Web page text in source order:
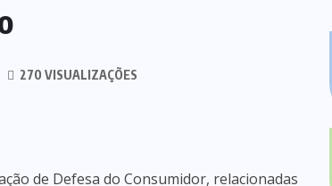
270 VISUALIZAÇÕES
de Defesa do Consumidor, relacionadas